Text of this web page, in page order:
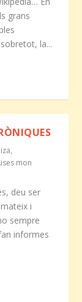
grans
la...
,
mon
deu ser
i
sempre
informes